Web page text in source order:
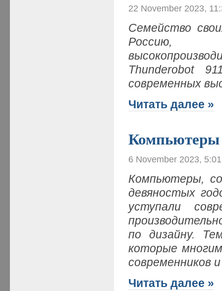
22 November 2023,
Семейство
Россию,
Thunderobot
современных
Читать далее »
Компьютеры
6 November 2023,
Компьютеры,
девяностых
уступали
по дизайну.
которые
современников
Читать далее »